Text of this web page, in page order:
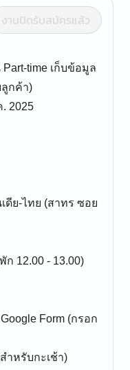
งานปิดรับสมัครแล้ว
time เก็บข้อมูล
กค้า)
. 2025
ดีย-ไทย (สาทร ซอย
ก 12.00 - 13.00)
Form (กรอก
ำหรับกะเช้า)